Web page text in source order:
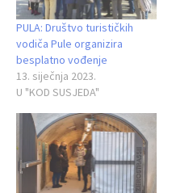
PULA: Društvo turističkih
vodiča Pule organizira
besplatno vođenje
13. siječnja 2023.
U "KOD SUSJEDA"